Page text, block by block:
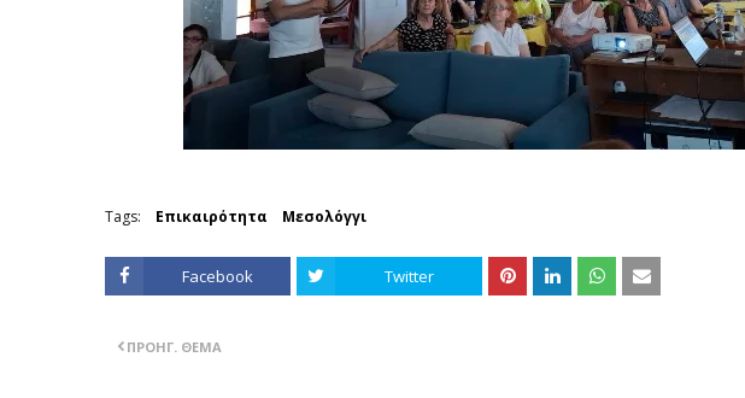
Tags: Επικαιρότητα Μεσολόγγι
Facebook Twitter
ΠΡΟΗΓ. ΘΈΜΑ